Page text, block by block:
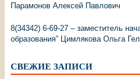
Парамонов Алексей Павлович
8(34342) 6-69-27 – заместитель
образования” Цимлякова Ольга
СВЕЖИЕ ЗАПИСИ